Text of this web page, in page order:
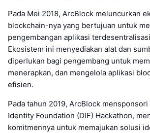
Pada Mei 2018, ArcBlock meluncurkan
blockchain-nya yang bertujuan untuk
pengembangan aplikasi
Ekosistem ini menyediakan alat dan
diperlukan bagi pengembang untuk
menerapkan, dan mengelola aplikasi
efisien.
Pada tahun 2019, ArcBlock
Identity Foundation (DIF) Hackathon,
komitmennya untuk memajukan solusi